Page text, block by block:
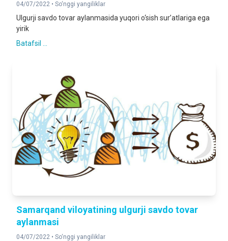
04/07/2022 • So‘nggi yangiliklar
Ulgurji savdo tovar aylanmasida yuqori o‘sish sur’atlariga ega
yirik
Batafsil ...
Samarqand viloyatining ulgurji savdo tovar
aylanmasi
04/07/2022 • So‘nggi yangiliklar